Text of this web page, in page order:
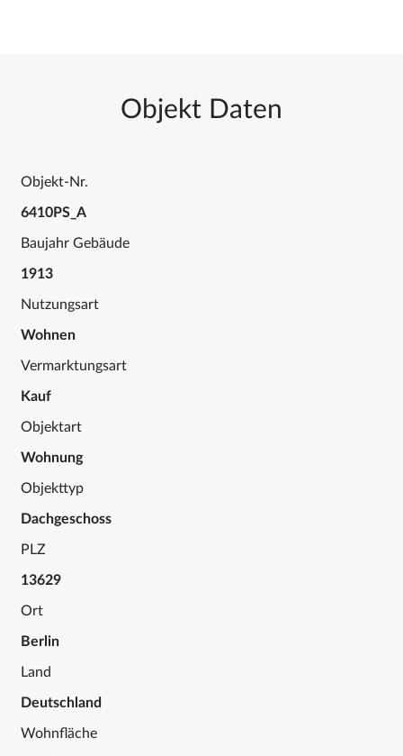
Objekt Daten
Objekt-Nr.
6410PS_A
Baujahr Gebäude
1913
Nutzungsart
Wohnen
Vermarktungsart
Kauf
Objektart
Wohnung
Objekttyp
Dachgeschoss
PLZ
13629
Ort
Berlin
Land
Deutschland
Wohnfläche